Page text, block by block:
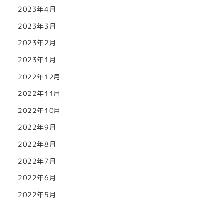
2023年4月
2023年3月
2023年2月
2023年1月
2022年12月
2022年11月
2022年10月
2022年9月
2022年8月
2022年7月
2022年6月
2022年5月